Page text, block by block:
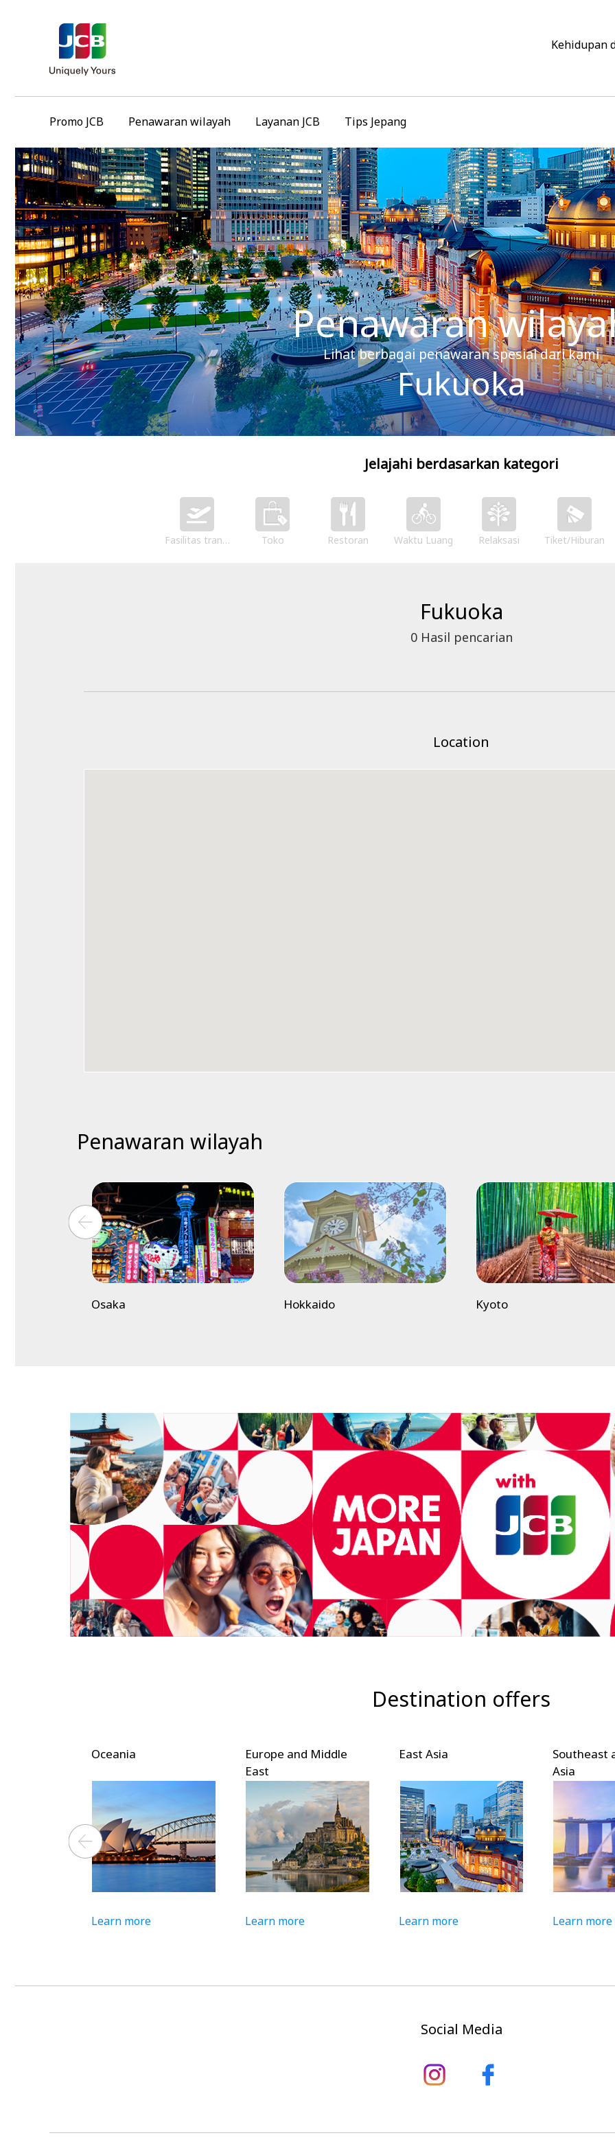
Kehidupan
Promo JCB Penawaran wilayah Layanan JCB Tips Jepang
Penawaran
Lihat berbagai penawaran spesial dari kami
Fukuoka
Jelajahi berdasarkan kategori
Fasilitas transportasi Toko Restoran Waktu Luang Relaksasi Tiket/Hiburan
Fukuoka
0Hasil pencarian
Location
Penawaran wilayah
Osaka Hokkaido Kyoto
Destination offers
Oceania
Learn more
Europe and Middle
East
Learn more
East Asia
Learn more
Southeast
Asia
Learn more
Social Media